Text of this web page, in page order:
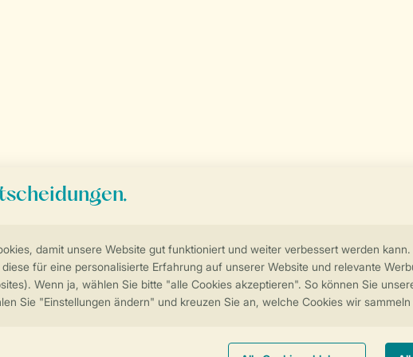
Follow Us
facebookinstagramtiktok youtube